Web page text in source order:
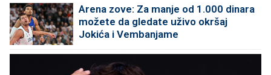
Arena zove: Za manje od 1.000 dinara
možete da gledate uživo okršaj
Jokića i Vembanjame